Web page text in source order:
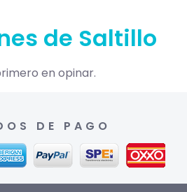
de Saltillo
en opinar.
DE PAGO